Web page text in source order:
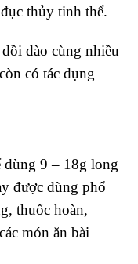
thủy tinh thể.
dào cùng nhiều
có tác dụng
dùng 9 – 18g long
được dùng phổ
thuốc hoàn,
món ăn bài